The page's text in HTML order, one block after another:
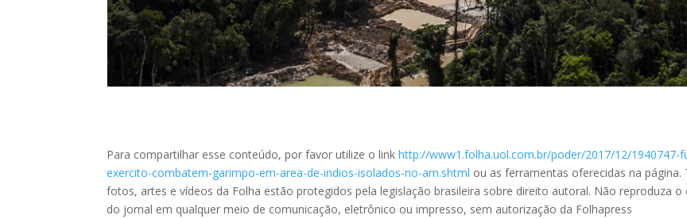
Para compartilhar esse conteúdo, por favor utilize o linkhttp://www1.folha.uol.com.br/poder/2017/12/1940747-
exercito-combatem-garimpo-em-area-de-indios-isolados-no-am.shtml ou as ferramentas oferecidas na página.
fotos, artes e vídeos da Folha estão protegidos pela legislação brasileira sobre direito autoral. Não reproduza o
do jornal em qualquer meio de comunicação, eletrônico ou impresso, sem autorização da Folhapress